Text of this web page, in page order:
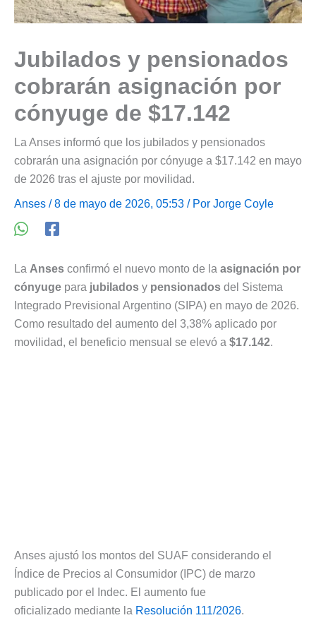
Jubilados y pensionados
cobrarán asignación por
cónyuge de $17.142
La Anses informó que los jubilados y pensionados
cobrarán una asignación por cónyuge a $17.142 en mayo
de 2026 tras el ajuste por movilidad.
Anses / 8 de mayo de 2026, 05:53 / Por Jorge Coyle
La Anses confirmó el nuevo monto de la asignación por
cónyuge para jubilados y pensionados del Sistema
Integrado Previsional Argentino (SIPA) en mayo de 2026.
Como resultado del aumento del 3,38% aplicado por
movilidad, el beneficio mensual se elevó a $17.142.
Anses ajustó los montos del SUAF considerando el
Índice de Precios al Consumidor (IPC) de marzo
publicado por el Indec. El aumento fue
oficializado mediante la Resolución 111/2026.